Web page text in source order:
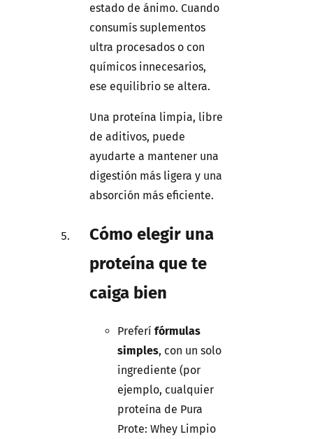
estado de ánimo. Cuando
consumís suplementos
ultra procesados o con
químicos innecesarios,
ese equilibrio se altera.
Una proteína limpia, libre
de aditivos, puede
ayudarte a mantener una
digestión más ligera y una
absorción más eficiente.
Cómo elegir una
proteína que te
caiga bien
Preferí fórmulas
simples, con un solo
ingrediente (por
ejemplo, cualquier
proteína de Pura
Prote: Whey Limpio